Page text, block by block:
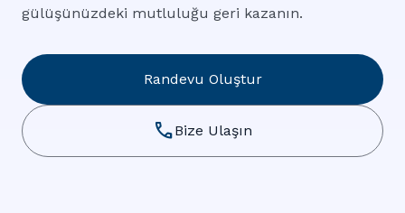
gülüşünüzdeki mutluluğu geri kazanın.
Randevu Oluştur
callBize Ulaşın